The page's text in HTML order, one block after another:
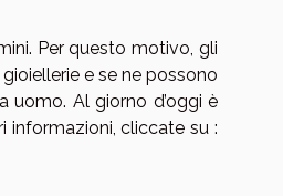
Per questo motivo, gli
e se ne possono
uomo. Al giorno d’oggi è
informazioni, cliccate su :